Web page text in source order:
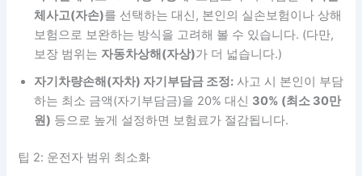
체사고(자손)를 선택하는 대신, 본인의 실손보험이나 상해
보험으로 보완하는 방식을 고려해 볼 수 있습니다. (다만,
보장 범위는 자동차상해(자상)가 더 넓습니다.)
자기차량손해(자차) 자기부담금 조정: 사고 시 본인이 부담
하는 최소 금액(자기부담금)을 20% 대신 30% (최소 30만
원) 등으로 높게 설정하면 보험료가 절감됩니다.
팁 2: 운전자 범위 최소화